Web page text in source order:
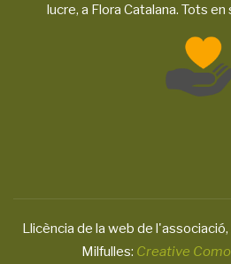
lucre, a Flora Catalana. Tots
Llicència de la web de
Milfulles: Creative